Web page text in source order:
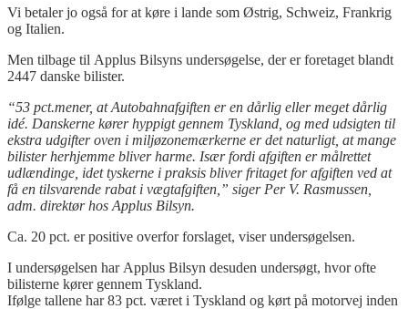
Vi betaler jo også for at køre i lande som Østrig, Schweiz, Frankrig
og Italien.
Men tilbage til Applus Bilsyns undersøgelse, der er foretaget blandt
2447 danske bilister.
“53 pct.mener, at Autobahnafgiften er en dårlig eller meget dårlig
idé. Danskerne kører hyppigt gennem Tyskland, og med udsigten til
ekstra udgifter oven i miljøzonemærkerne er det naturligt, at mange
bilister herhjemme bliver harme. Især fordi afgiften er målrettet
udlændinge, idet tyskerne i praksis bliver fritaget for afgiften ved at
få en tilsvarende rabat i vægtafgiften,” siger Per V. Rasmussen,
adm. direktør hos Applus Bilsyn.
Ca. 20 pct. er positive overfor forslaget, viser undersøgelsen.
I undersøgelsen har Applus Bilsyn desuden undersøgt, hvor ofte
bilisterne kører gennem Tyskland.
Ifølge tallene har 83 pct. været i Tyskland og kørt på motorvej inden